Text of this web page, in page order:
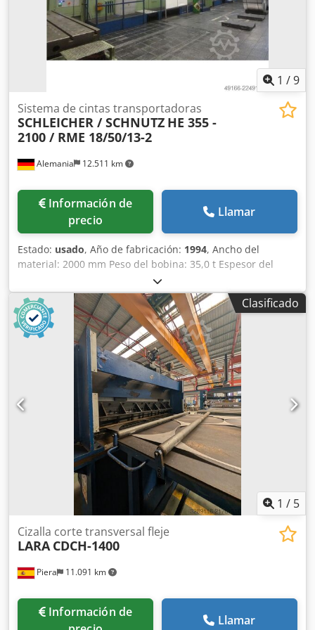
alimentación hidráulica, plataforma de carga hidráulica -
Control de bucle de banda
1 /9
Alemania 12.511 km
Sistema de cintas transportadoras
SCHLEICHER / SCHNUTZ HE 355 -
2100 / RME 18/50/13-2
Información de
precio
Llamar
Estado: usado, Año de fabricación: 1994, Ancho del
material: 2000 mm Peso del bobina: 35,0 t Espesor del
material: 0,6 - 2,5 mm Diámetro interior del bobina: 610
mm Diámetro exterior del bobina: 900 - 1900 mm Sección
transversal del material: 1600 x 2,5 mm² Número de
rodillos enderezadores: 13 Diámetro de los rodillos
enderezadores: 50 mm Velocidad: 0 - 60 m/min Potencia
de accionamiento: 81,0 + kW Peso de la enderezadora: 14,5
t Instalación de banda compuesta por: - Desenrollador,
marca Schleicher, modelo HE 355 - 2100, con
accionamiento auxiliar, dispositivo de presión, móvil -
Mesa de carga de bobinas - Dispositivo extractor, marca
Schleicher - Cizalla de cabeza - Enderezadora, marca
Schnutz, modelo RME 18/50/13-2000 TZ, con
accionamiento de velocidad regulable sin
escalonamientos, 30 rodillos intermedios, 117 rodillos de
apoyo - Puente de bucle Dsdpfxezrpu Ee Ahuskr -
Alimentador de rodillos, marca Schleicher, modelo WV-
SYS-A 160-2000
Clasificado
1 / 5
Piera 11.091 km
Cizalla corte transversal fleje
LARA CDCH-1400
Información de
Llamar